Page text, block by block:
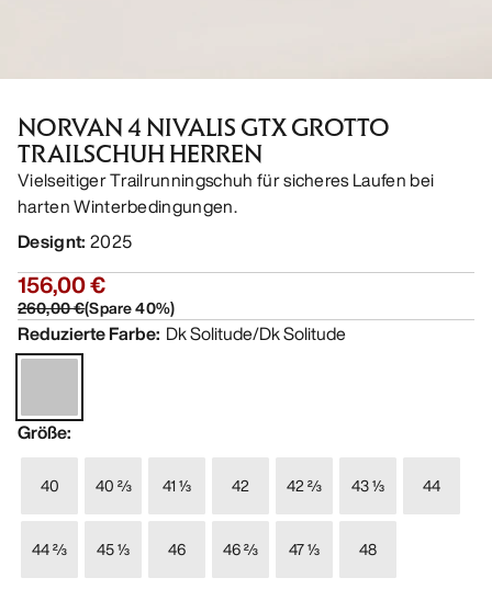
NORVAN 4 NIVALIS GTX GROTTO
TRAILSCHUH HERREN
Vielseitiger Trailrunningschuh für sicheres Laufen bei
harten Winterbedingungen.
Designt: 2025
156,00 €
260,00 €(Spare40%)
Reduzierte Farbe: Dk Solitude/Dk Solitude
Größe:
40 40 ⅔ 41 ⅓ 42 42 ⅔ 43 ⅓ 44
44 ⅔ 45 ⅓ 46 46 ⅔ 47 ⅓
48